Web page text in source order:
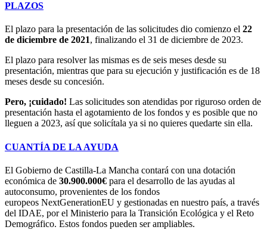
PLAZOS
El plazo para la presentación de las solicitudes dio comienzo el 22
de diciembre de 2021, finalizando el 31 de diciembre de 2023.
El plazo para resolver las mismas es de seis meses desde su
presentación, mientras que para su ejecución y justificación es de 18
meses desde su concesión.
Pero, ¡cuidado! Las solicitudes son atendidas por riguroso orden de
presentación hasta el agotamiento de los fondos y es posible que no
lleguen a 2023, así que solicítala ya si no quieres quedarte sin ella.
CUANTÍA DE LA AYUDA
El Gobierno de Castilla-La Mancha contará con una dotación
económica de 30.900.000€ para el desarrollo de las ayudas al
autoconsumo, provenientes de los fondos
europeos NextGenerationEU y gestionadas en nuestro país, a través
del IDAE, por el Ministerio para la Transición Ecológica y el Reto
Demográfico. Estos fondos pueden ser ampliables.